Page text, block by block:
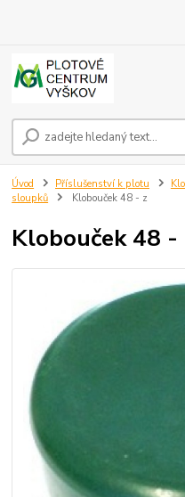
Úvod Příslušenství k plotu
sloupků
Klobouček 48 - z
Klobouček 48 -